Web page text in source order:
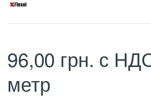
96,00 грн. с
метр